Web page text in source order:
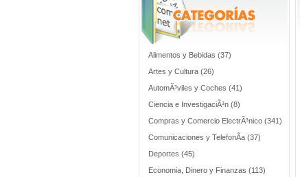
Alimentos y Bebidas (37)
Artes y Cultura (26)
AutomÃ³viles y Coches (41)
Ciencia e InvestigaciÃ³n (8)
Compras y Comercio ElectrÃ³nico (341)
Comunicaciones y TelefonÃ­a (37)
Deportes (45)
Economia, Dinero y Finanzas (113)